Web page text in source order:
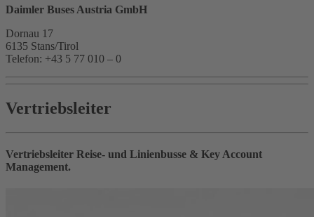
Daimler Buses Austria GmbH
Dornau 17
6135 Stans/Tirol
Telefon: +43 5 77 010 – 0
Vertriebsleiter
Vertriebsleiter Reise- und Linienbusse & Key Account
Management.